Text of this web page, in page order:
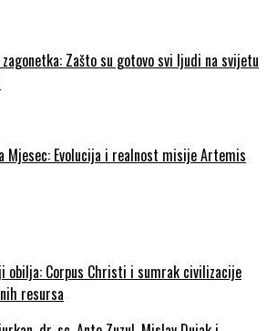
zagonetka: Zašto su gotovo svi ljudi na svijetu
Mjesec: Evolucija i realnost misije Artemis
obilja: Corpus Christi i sumrak civilizacije
resursa